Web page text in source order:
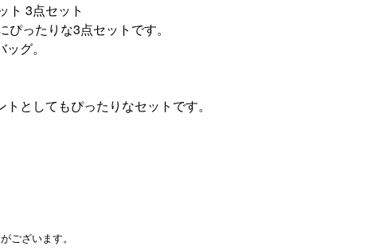
ト 3点セット
ったりな3点セットです。
グ。
としてもぴったりなセットです。
ございます。